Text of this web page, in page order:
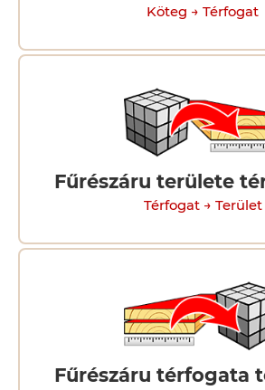
Köteg → Térfogat
Fűrészáru területe
Térfogat → Terület
Fűrészáru térfogata